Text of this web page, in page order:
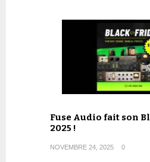
Fuse Audio fait son
2025 !
NOVEMBRE 24, 2025 0